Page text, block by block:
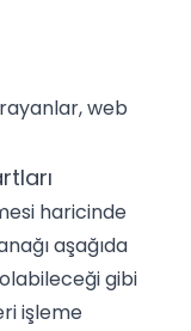
web
haricinde
aşağıda
gibi
işleme